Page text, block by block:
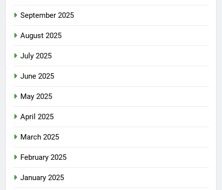
September 2025
August 2025
July 2025
June 2025
May 2025
April 2025
March 2025
February 2025
January 2025